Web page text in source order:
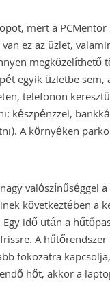
mert a
ez az üzlet,
megközelíthető
egyik üzletbe
telefonon
készpénzzel,
A környéken
valószínűséggel
következtében a
idő után a
A
fokozatra
hőt, akkor a